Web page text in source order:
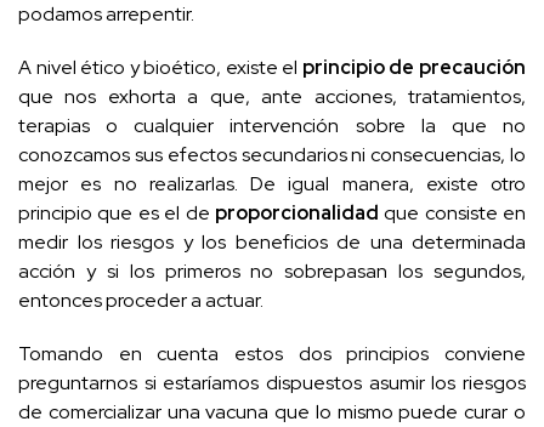
podamos arrepentir.
A nivel ético y bioético, existe el principio de precaución
que nos exhorta a que, ante acciones, tratamientos,
terapias o cualquier intervención sobre la que no
conozcamos sus efectos secundarios ni consecuencias, lo
mejor es no realizarlas. De igual manera, existe otro
principio que es el de proporcionalidadque consiste en
medir los riesgos y los beneficios de una determinada
acción y si los primeros no sobrepasan los segundos,
entonces proceder a actuar.
Tomando en cuenta estos dos principios conviene
preguntarnos si estaríamos dispuestos asumir los riesgos
de comercializar una vacuna que lo mismo puede curar o